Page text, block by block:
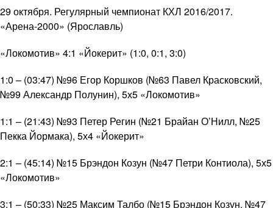
29 октября. Регулярный чемпионат КХЛ 2016/2017.
«Арена-2000» (Ярославль)
«Локомотив» 4:1 «Йокерит» (1:0, 0:1, 3:0)
1:0 – (03:47) №96 Егор Коршков (№63 Павел Красковский,
№99 Александр Полунин), 5х5 «Локомотив»
1:1 – (21:43) №93 Петер Регин (№21 Брайан О’Нилл, №25
Пекка Йормака), 5х4 «Йокерит»
2:1 – (45:14) №15 Брэндон Козун (№47 Петри Контиола), 5х5
«Локомотив»
3:1 – (50:33) №25 Максим Талбо (№15 Брэндон Козун, №47